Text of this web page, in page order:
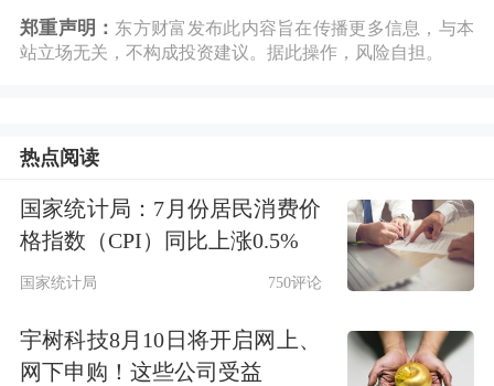
郑重声明： 东方财富发布此内容旨在传播更多信息，与本
站立场无关，不构成投资建议。据此操作，风险自担。
热点阅读
国家统计局：7月份居民消费价
格指数（CPI）同比上涨0.5%
国家统计局 750评论
宇树科技8月10日将开启网上、
网下申购！这些公司受益